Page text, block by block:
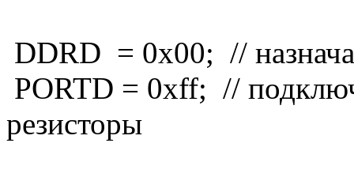
DDRD = 0x00; //
PORTD = 0xff; //
резисторы